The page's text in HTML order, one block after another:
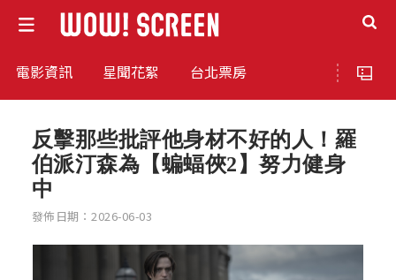
電影資訊 星聞花絮 台北票房
反擊那些批評他身材不好的人！羅
伯派汀森為【蝙蝠俠2】努力健身
中
發佈日期：2026-06-03